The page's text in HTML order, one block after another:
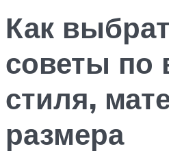
Как
советы по
стиля,
размера